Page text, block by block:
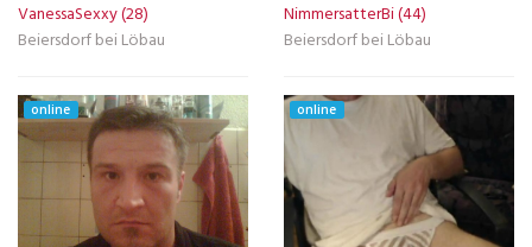
VanessaSexxy (28)
Beiersdorf bei Löbau
NimmersatterBi (44)
Beiersdorf bei Löbau
online online